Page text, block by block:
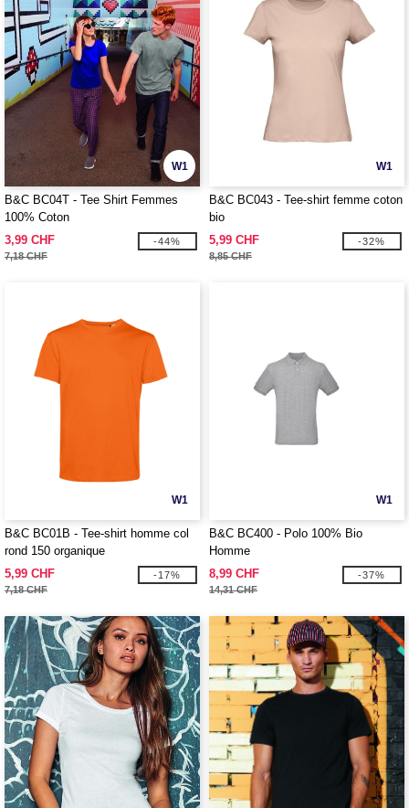
W1
B&C BC04T - Tee Shirt Femmes
100% Coton
3,99 CHF
7,18 CHF
-44%
W1
B&C BC043 - Tee-shirt femme coton
bio
5,99 CHF
8,85 CHF
-32%
W1
B&C BC01B - Tee-shirt homme col
rond 150 organique
5,99 CHF
7,18 CHF
-17%
W1
B&C BC400 - Polo 100% Bio
Homme
8,99 CHF
14,31 CHF
-37%